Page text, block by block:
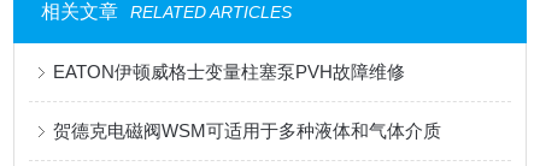
相关文章 RELATED ARTICLES
EATON伊顿威格士变量柱塞泵PVH故障维修
贺德克电磁阀WSM可适用于多种液体和气体介质